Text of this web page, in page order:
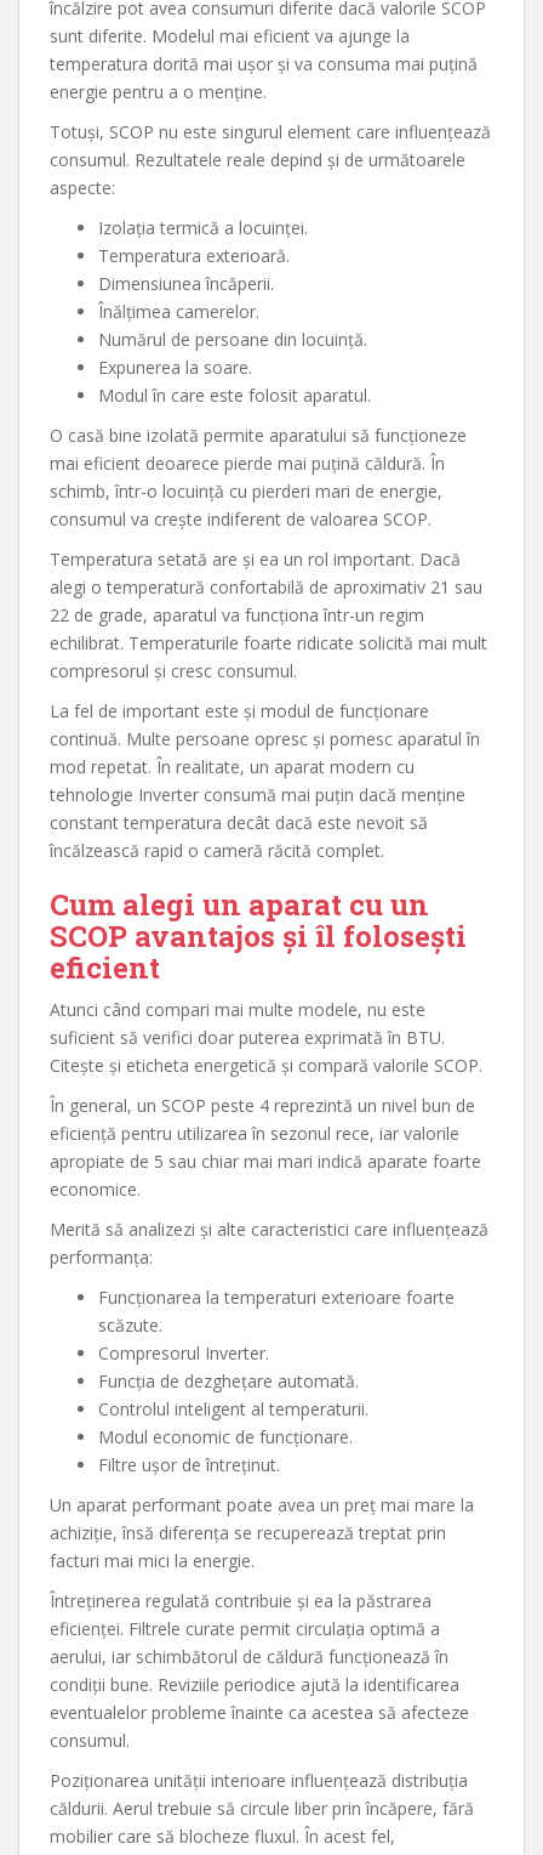
încălzire pot avea consumuri diferite dacă valorile SCOP
sunt diferite. Modelul mai eficient va ajunge la
temperatura dorită mai ușor și va consuma mai puțină
energie pentru a o menține.
Totuși, SCOP nu este singurul element care influențează
consumul. Rezultatele reale depind și de următoarele
aspecte:
Izolația termică a locuinței.
Temperatura exterioară.
Dimensiunea încăperii.
Înălțimea camerelor.
Numărul de persoane din locuință.
Expunerea la soare.
Modul în care este folosit aparatul.
O casă bine izolată permite aparatului să funcționeze
mai eficient deoarece pierde mai puțină căldură. În
schimb, într-o locuință cu pierderi mari de energie,
consumul va crește indiferent de valoarea SCOP.
Temperatura setată are și ea un rol important. Dacă
alegi o temperatură confortabilă de aproximativ 21 sau
22 de grade, aparatul va funcționa într-un regim
echilibrat. Temperaturile foarte ridicate solicită mai mult
compresorul și cresc consumul.
La fel de important este și modul de funcționare
continuă. Multe persoane opresc și pornesc aparatul în
mod repetat. În realitate, un aparat modern cu
tehnologie Inverter consumă mai puțin dacă menține
constant temperatura decât dacă este nevoit să
încălzească rapid o cameră răcită complet.
Cum alegi un aparat cu un
SCOP avantajos și îl folosești
eficient
Atunci când compari mai multe modele, nu este
suficient să verifici doar puterea exprimată în BTU.
Citește și eticheta energetică și compară valorile SCOP.
În general, un SCOP peste 4 reprezintă un nivel bun de
eficiență pentru utilizarea în sezonul rece, iar valorile
apropiate de 5 sau chiar mai mari indică aparate foarte
economice.
Merită să analizezi și alte caracteristici care influențează
performanța:
Funcționarea la temperaturi exterioare foarte
scăzute.
Compresorul Inverter.
Funcția de dezghețare automată.
Controlul inteligent al temperaturii.
Modul economic de funcționare.
Filtre ușor de întreținut.
Un aparat performant poate avea un preț mai mare la
achiziție, însă diferența se recuperează treptat prin
facturi mai mici la energie.
Întreținerea regulată contribuie și ea la păstrarea
eficienței. Filtrele curate permit circulația optimă a
aerului, iar schimbătorul de căldură funcționează în
condiții bune. Reviziile periodice ajută la identificarea
eventualelor probleme înainte ca acestea să afecteze
consumul.
Poziționarea unității interioare influențează distribuția
căldurii. Aerul trebuie să circule liber prin încăpere, fără
mobilier care să blocheze fluxul. În acest fel,